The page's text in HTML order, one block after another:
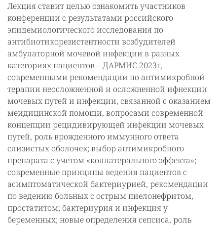
Лекция ставит целью ознакомить участников
конференции с результатами российского
эпидемиологического исследования по
антибиотикорезистентности возбудителей
амбулаторной мочевой инфекции в разных
категориях пациентов – ДАРМИС-2023г,
современными рекомендации по антимикробной
терапии неосложненной и осложненной ифнекции
мочевых путей и инфекции, связанной с оказанием
меидицинской помощи, вопросами современной
концепции рецидивирующей инфекции мочевых
путей, роль врожденного иммунного ответа
слизистых оболочек; выбор антимикробного
препарата с учетом «коллатерального эффекта»;
современные принципы ведения пациентов с
асимптоматической бактериурией, рекомендации
по ведению больных с острым пиелонефритом,
простатитом; бактериурия и инфекция у
беременных; новые определения сепсиса, роль